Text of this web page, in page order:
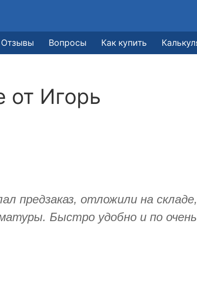
Отзывы Вопросы Как купить
от Игорь
предзаказ, отложили на
Быстро удобно и по